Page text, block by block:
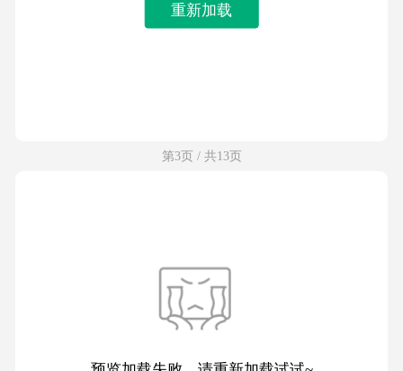
重新加载
第3页 / 共13页